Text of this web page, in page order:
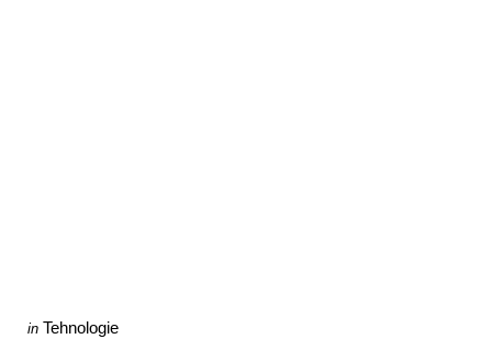
Categories
Posted
in Tehnologie